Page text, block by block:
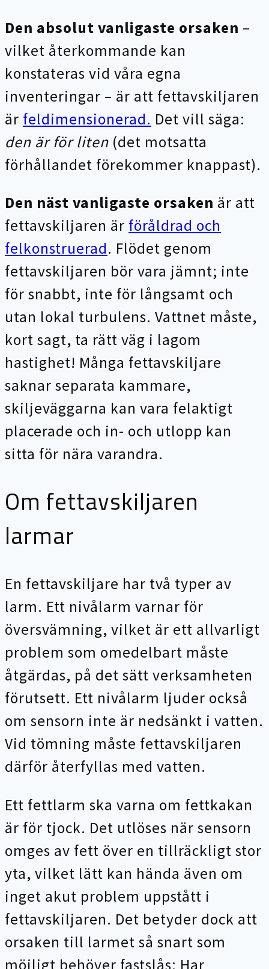
Den absolut vanligaste orsaken –
vilket återkommande kan
konstateras vid våra egna
inventeringar – är att fettavskiljaren
är feldimensionerad. Det vill säga:
den är för liten (det motsatta
förhållandet förekommer knappast).
Den näst vanligaste orsaken är att
fettavskiljaren är föråldrad och
felkonstruerad. Flödet genom
fettavskiljaren bör vara jämnt; inte
för snabbt, inte för långsamt och
utan lokal turbulens. Vattnet måste,
kort sagt, ta rätt väg i lagom
hastighet! Många fettavskiljare
saknar separata kammare,
skiljeväggarna kan vara felaktigt
placerade och in- och utlopp kan
sitta för nära varandra.
Om fettavskiljaren
larmar
En fettavskiljare har två typer av
larm. Ett nivålarm varnar för
översvämning, vilket är ett allvarligt
problem som omedelbart måste
åtgärdas, på det sätt verksamheten
förutsett. Ett nivålarm ljuder också
om sensorn inte är nedsänkt i vatten.
Vid tömning måste fettavskiljaren
därför återfyllas med vatten.
Ett fettlarm ska varna om fettkakan
är för tjock. Det utlöses när sensorn
omges av fett över en tillräckligt stor
yta, vilket lätt kan hända även om
inget akut problem uppstått i
fettavskiljaren. Det betyder dock att
orsaken till larmet så snart som
möjligt behöver fastslås: Har